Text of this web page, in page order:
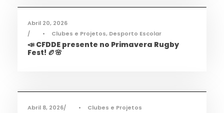
Abril 20, 2026
•
Clubes e Projetos, Desporto Escolar
📣 CFDDE presente no Primavera Rugby
Fest! 🏉🌸
Abril 8, 2026 • Clubes e Projetos